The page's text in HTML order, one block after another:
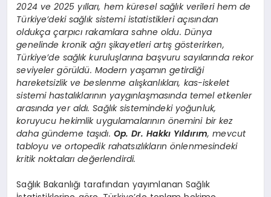
2024 ve 2025 yılları, hem küresel sağlık verileri hem de
Türkiye’deki sağlık sistemi istatistikleri açısından
oldukça çarpıcı rakamlara sahne oldu. Dünya
genelinde kronik ağrı şikayetleri artış gösterirken,
Türkiye’de sağlık kuruluşlarına başvuru sayılarında rekor
seviyeler görüldü. Modern yaşamın getirdiği
hareketsizlik ve beslenme alışkanlıkları, kas-iskelet
sistemi hastalıklarının yaygınlaşmasında temel etkenler
arasında yer aldı. Sağlık sistemindeki yoğunluk,
koruyucu hekimlik uygulamalarının önemini bir kez
daha gündeme taşıdı. Op. Dr. Hakkı Yıldırım, mevcut
tabloyu ve ortopedik rahatsızlıkların önlenmesindeki
kritik noktaları değerlendirdi.
Sağlık Bakanlığı tarafından yayımlanan Sağlık